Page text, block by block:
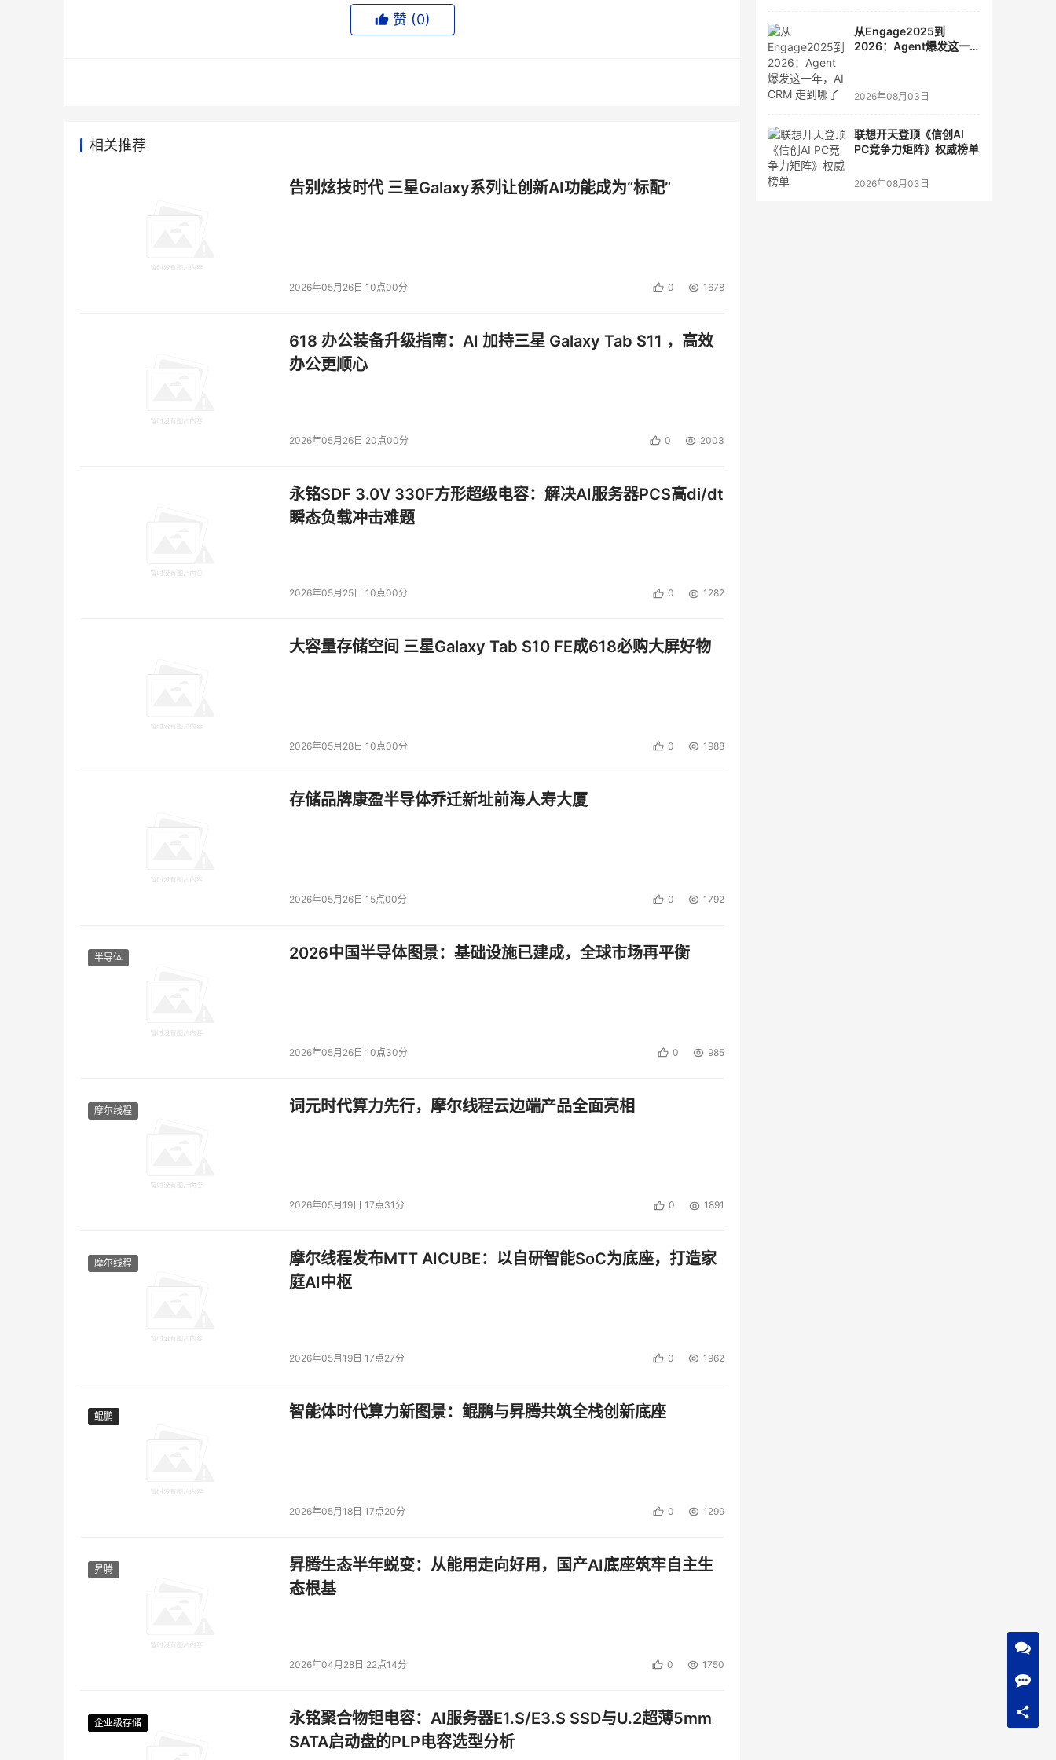
重10公斤。
本文来源于DOIT传媒，文章内容仅供参考，不构成投资建议。
赞 (0)
相关推荐
告别炫技时代 三星Galaxy系列让创新AI功能成为“标配”
2026年05月26日 10点00分 0 1678
618 办公装备升级指南：AI 加持三星 Galaxy Tab S11 ，高效
办公更顺心
2026年05月26日 20点00分 0 2003
永铭SDF 3.0V 330F方形超级电容：解决AI服务器PCS高di/dt
瞬态负载冲击难题
2026年05月25日 10点00分 0 1282
大容量存储空间 三星Galaxy Tab S10 FE成618必购大屏好物
2026年05月28日 10点00分 0 1988
存储品牌康盈半导体乔迁新址前海人寿大厦
2026年05月26日 15点00分 0 1792
半导体 2026中国半导体图景：基础设施已建成，全球市场再平衡
2026年05月26日 10点30分 0 985
摩尔线程 词元时代算力先行，摩尔线程云边端产品全面亮相
2026年05月19日 17点31分 0 1891
摩尔线程
摩尔线程发布MTT AICUBE：以自研智能SoC为底座，打造家
庭AI中枢
2026年05月19日 17点27分 0 1962
鲲鹏
鲲鹏 智能体时代算力新图景：鲲鹏与昇腾共筑全栈创新底座
2026年05月18日 17点20分 0 1299
昇腾
昇腾生态半年蜕变：从能用走向好用，国产AI底座筑牢自主生
态根基
2026年04月28日 22点14分 0 1750
企业级存储
企业级存储
企业级存储
企业级存储
永铭聚合物钽电容：AI服务器E1.S/E3.S SSD与U.2超薄5mm
SATA启动盘的PLP电容选型分析
从Engage2025到
2026：Agent爆发这一
2026年08月03日
联想开天登顶《信创AI
PC竞争力矩阵》权威榜单
2026年08月03日